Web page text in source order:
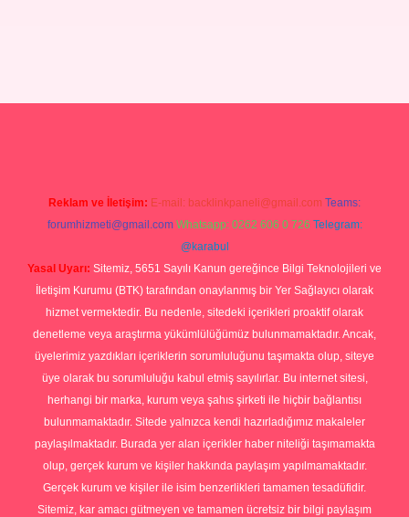
Reklam ve İletişim: E-mail: backlinkpaneli@gmail.com Teams:
forumhizmeti@gmail.com Whatsapp: 0262 606 0 726 Telegram:
@karabul
Yasal Uyarı: Sitemiz, 5651 Sayılı Kanun gereğince Bilgi Teknolojileri ve
İletişim Kurumu (BTK) tarafından onaylanmış bir Yer Sağlayıcı olarak
hizmet vermektedir. Bu nedenle, sitedeki içerikleri proaktif olarak
denetleme veya araştırma yükümlülüğümüz bulunmamaktadır. Ancak,
üyelerimiz yazdıkları içeriklerin sorumluluğunu taşımakta olup, siteye
üye olarak bu sorumluluğu kabul etmiş sayılırlar. Bu internet sitesi,
herhangi bir marka, kurum veya şahıs şirketi ile hiçbir bağlantısı
bulunmamaktadır. Sitede yalnızca kendi hazırladığımız makaleler
paylaşılmaktadır. Burada yer alan içerikler haber niteliği taşımamakta
olup, gerçek kurum ve kişiler hakkında paylaşım yapılmamaktadır.
Gerçek kurum ve kişiler ile isim benzerlikleri tamamen tesadüfidir.
Sitemiz, kar amacı gütmeyen ve tamamen ücretsiz bir bilgi paylaşım